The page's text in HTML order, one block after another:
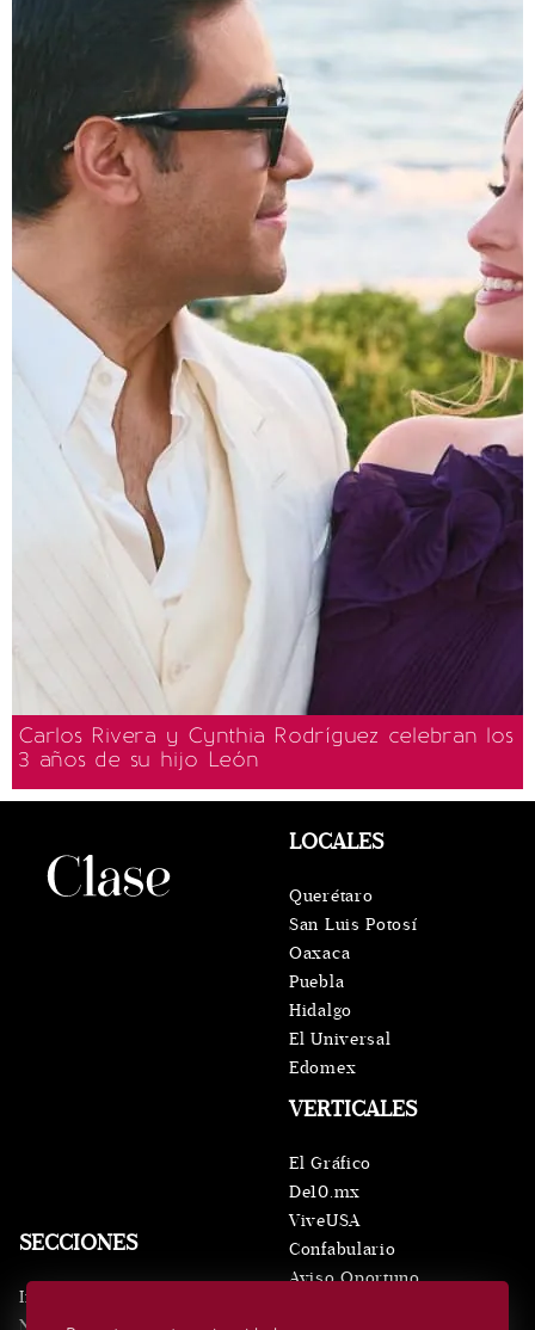
Carlos Rivera y Cynthia Rodríguez celebran los
3 años de su hijo León
SECCIONES
Inicio
Noticias
VERTICALES
El Gráfico
De10.mx
ViveUSA
Confabulario
Aviso Oportuno
LOCALES
Querétaro
San Luis Potosí
Oaxaca
Puebla
Hidalgo
El Universal
Edomex